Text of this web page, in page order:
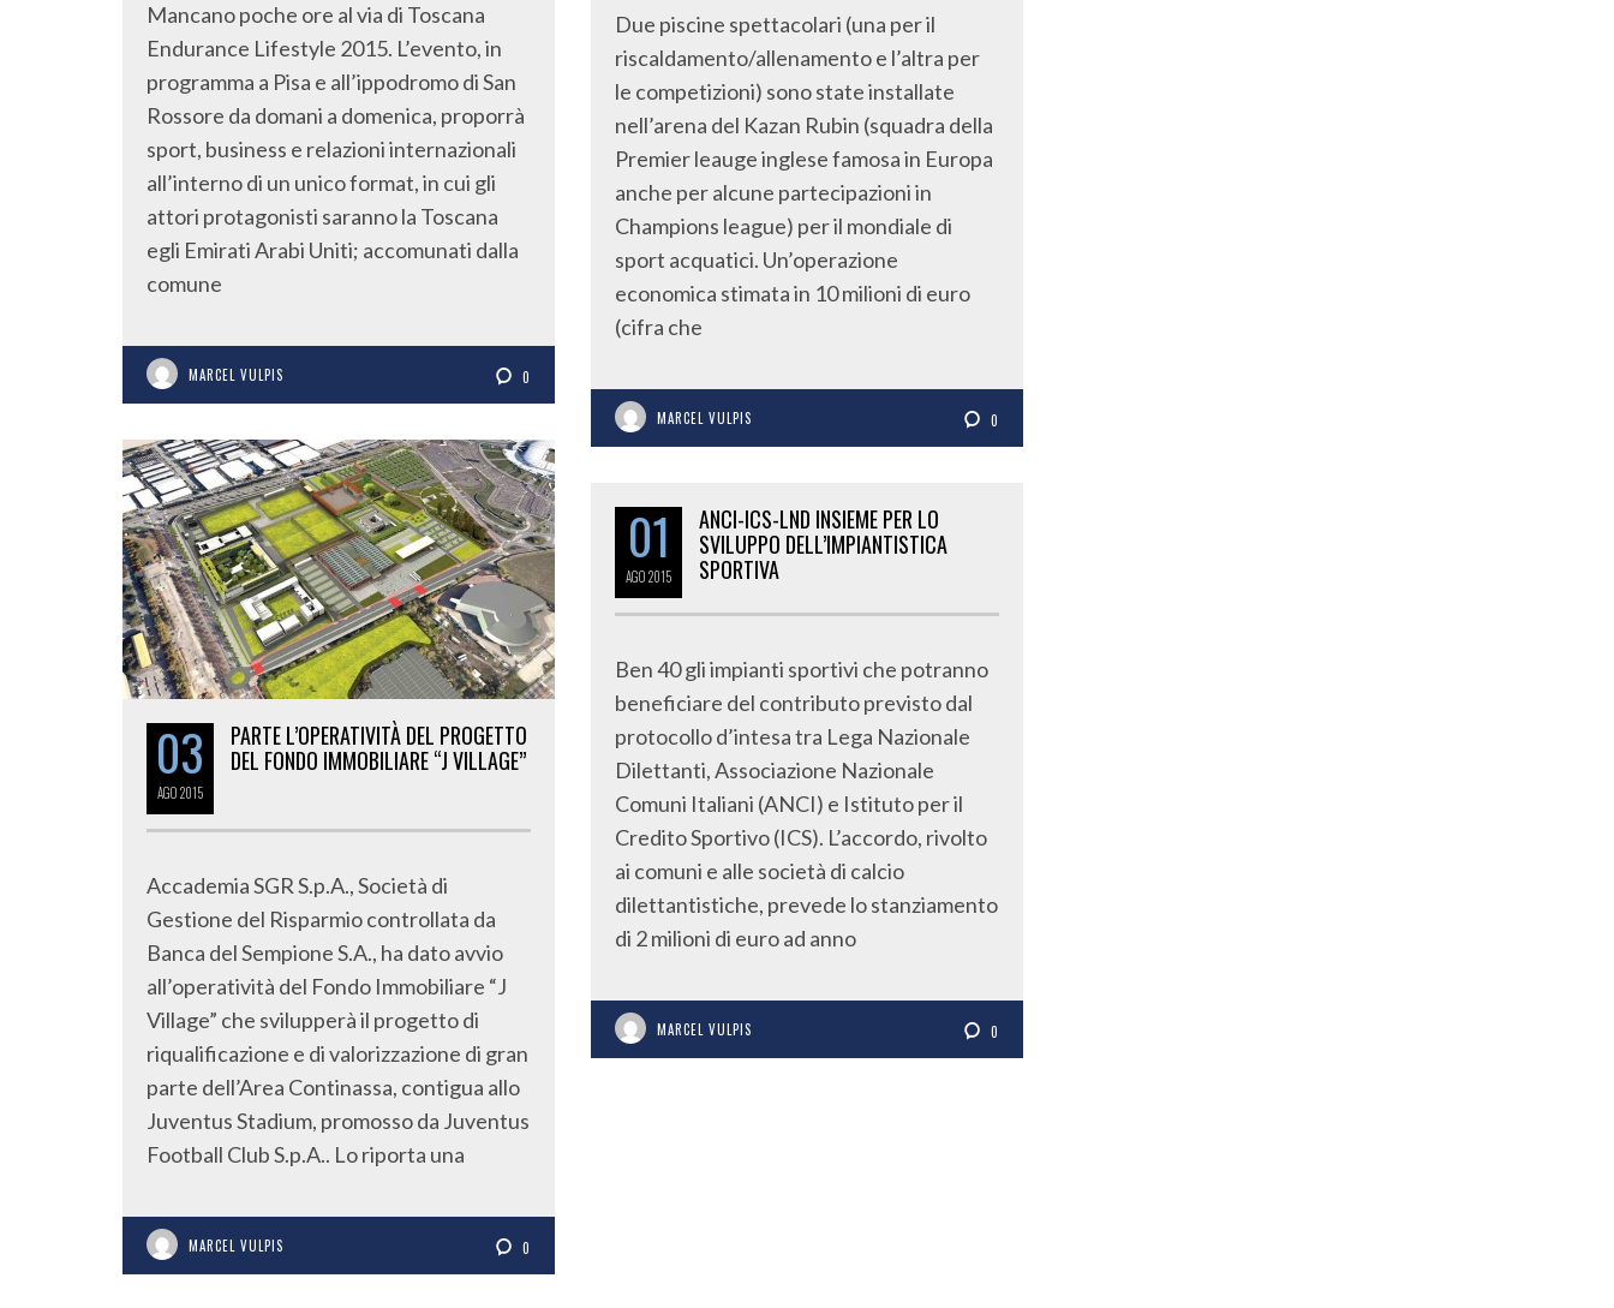
Mancano poche ore al via di Toscana
Endurance Lifestyle 2015. L’evento, in
programma a Pisa e all’ippodromo di San
Rossore da domani a domenica, proporrà
sport, business e relazioni internazionali
all’interno di un unico format, in cui gli
attori protagonisti saranno la Toscana
egli Emirati Arabi Uniti; accomunati dalla
comune
MARCEL VULPIS 0
Due piscine spettacolari (una per il
riscaldamento/allenamento e l’altra per
le competizioni) sono state installate
nell’arena del Kazan Rubin (squadra della
Premier leauge inglese famosa in Europa
anche per alcune partecipazioni in
Champions league) per il mondiale di
sport acquatici. Un’operazione
economica stimata in 10 milioni di euro
(cifra che
MARCEL VULPIS 0
03
AGO2015
PARTE L’OPERATIVITÀ DEL PROGETTO
DEL FONDO IMMOBILIARE “J VILLAGE”
Accademia SGR S.p.A., Società di
Gestione del Risparmio controllata da
Banca del Sempione S.A., ha dato avvio
all’operatività del Fondo Immobiliare “J
Village” che svilupperà il progetto di
riqualificazione e di valorizzazione di gran
parte dell’Area Continassa, contigua allo
Juventus Stadium, promosso da Juventus
Football Club S.p.A.. Lo riporta una
MARCEL VULPIS 0
01
AGO2015
ANCI-ICS-LND INSIEME PER LO
SVILUPPO DELL’IMPIANTISTICA
SPORTIVA
Ben 40 gli impianti sportivi che potranno
beneficiare del contributo previsto dal
protocollo d’intesa tra Lega Nazionale
Dilettanti, Associazione Nazionale
Comuni Italiani (ANCI) e Istituto per il
Credito Sportivo (ICS). L’accordo, rivolto
ai comuni e alle società di calcio
dilettantistiche, prevede lo stanziamento
di 2 milioni di euro ad anno
MARCEL VULPIS 0